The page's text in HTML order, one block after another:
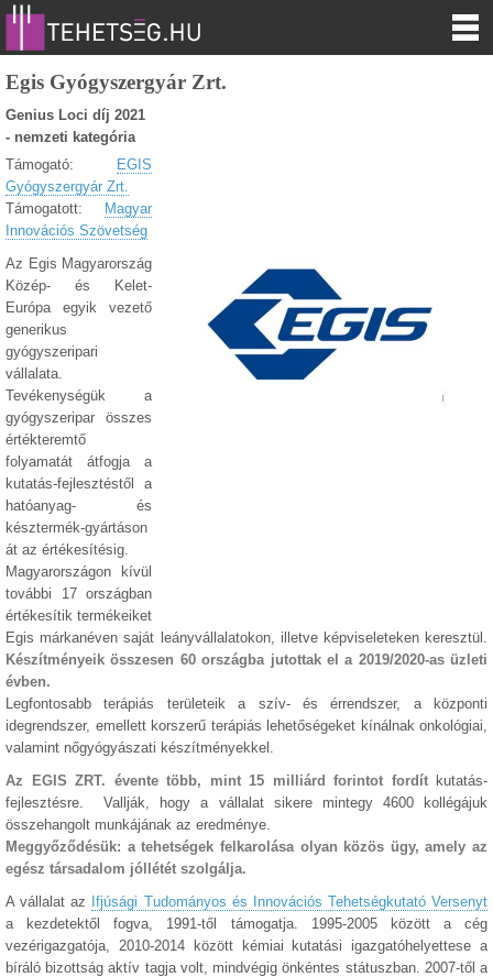
Egis Gyógyszergyár Zrt.
Genius Loci díj 2021
- nemzeti kategória
Támogató:
EGIS
Gyógyszergyár Zrt.
Támogatott:
Magyar
Innovációs Szövetség
Az Egis Magyarország
Közép- és Kelet-
Európa egyik vezető
generikus
gyógyszeripari
vállalata.
Tevékenységük a
gyógyszeripar összes
értékteremtő
folyamatát átfogja a
kutatás-fejlesztéstől a
hatóanyag- és
késztermék-gyártáson
át az értékesítésig.
Magyarországon kívül
további 17 országban
értékesítik termékeiket
Egis márkanéven saját leányvállalatokon, illetve képviseleteken keresztül.
Készítményeik összesen 60 országba jutottak el a 2019/2020-as üzleti
évben.
Legfontosabb terápiás területeik a szív- és érrendszer, a központi
idegrendszer, emellett korszerű terápiás lehetőségeket kínálnak onkológiai,
valamint nőgyógyászati készítményekkel.
Az EGIS ZRT. évente több, mint 15 milliárd forintot fordít kutatás-
fejlesztésre. Vallják, hogy a vállalat sikere mintegy 4600 kollégájuk
összehangolt munkájának az eredménye.
Meggyőződésük: a tehetségek felkarolása olyan közös ügy, amely az
egész társadalom jóllétét szolgálja.
A vállalat az
Ifjúsági Tudományos és Innovációs Tehetségkutató Versenyt
a kezdetektől fogva, 1991-től támogatja. 1995-2005 között a cég
vezérigazgatója, 2010-2014 között kémiai kutatási igazgatóhelyettese a
bíráló bizottság aktív tagja volt, mindvégig önkéntes státuszban. 2007-től a